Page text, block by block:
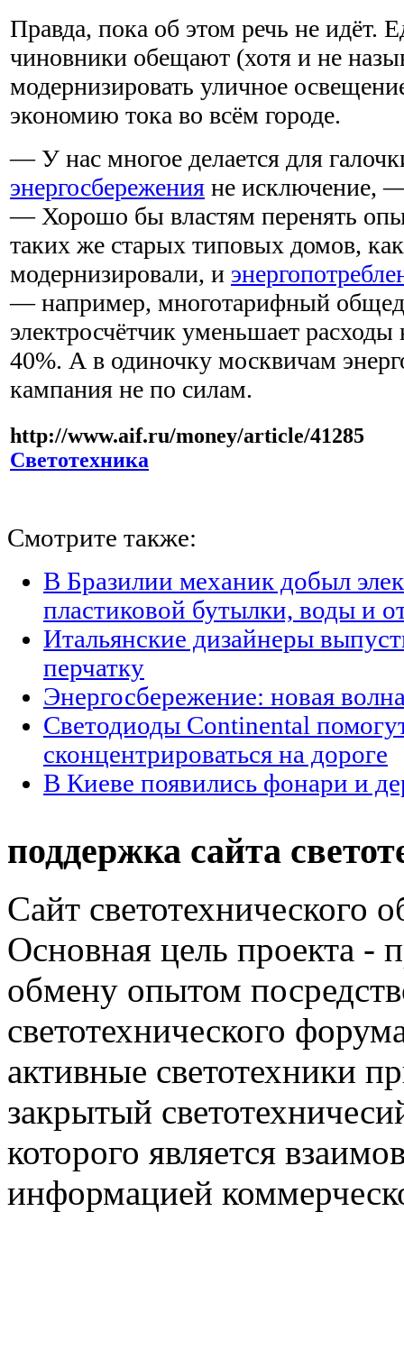
Правда, пока об этом речь не идёт.
чиновники обещают (хотя и не
модернизировать уличное
экономию тока во всём городе.
— У нас многое делается для
энергосбережения не исключение,
— Хорошо бы властям перенять
таких же старых типовых домов,
модернизировали, и
— например, многотарифный
электросчётчик уменьшает расходы
40%. А в одиночку москвичам
кампания не по силам.
http://www.aif.ru/money/article/41285
Светотехника
Смотрите также:
В Бразилии механик добыл
пластиковой бутылки, воды и
Итальянские дизайнеры
перчатку
Энергосбережение: новая
Светодиоды Continental
сконцентрироваться на дороге
В Киеве появились фонари и
поддержка сайта
Сайт светотехнического
Основная цель проекта -
обмену опытом
светотехнического
активные светотехники
закрытый
которого является
информацией